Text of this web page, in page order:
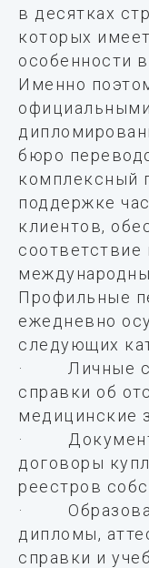
в десятках
которых
особенности
Именно
бюро
комплексный
поддержке
клиентов,
соответствие
Профильные
ежедневно
следующих
· Личные
справки об
медицинские
·
договоры
реестров
·
дипломы,
справки и